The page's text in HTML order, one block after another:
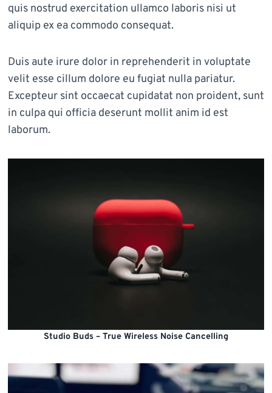
quis nostrud exercitation ullamco laboris nisi ut
aliquip ex ea commodo consequat.
Duis aute irure dolor in reprehenderit in voluptate
velit esse cillum dolore eu fugiat nulla pariatur.
Excepteur sint occaecat cupidatat non proident, sunt
in culpa qui officia deserunt mollit anim id est
laborum.
Studio Buds – True Wireless Noise Cancelling